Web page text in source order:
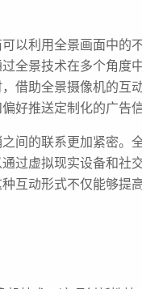
以利用全景画面中的
全景技术在多个角度
借助全景摄像机的互
好推送定制化的广告
间的联系更加紧密。
过虚拟现实设备和社
互动形式不仅能够提